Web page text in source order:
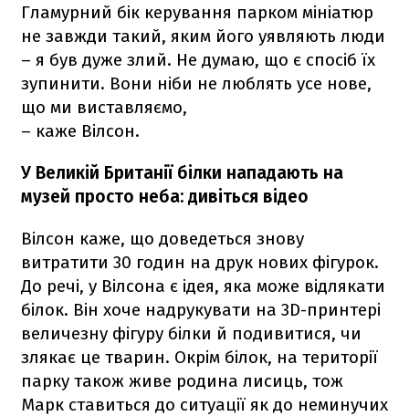
Гламурний бік керування парком мініатюр
не завжди такий, яким його уявляють люди
– я був дуже злий. Не думаю, що є спосіб їх
зупинити. Вони ніби не люблять усе нове,
що ми виставляємо,
– каже Вілсон.
У Великій Британії білки нападають на
музей просто неба: дивіться відео
Вілсон каже, що доведеться знову
витратити 30 годин на друк нових фігурок.
До речі, у Вілсона є ідея, яка може відлякати
білок. Він хоче надрукувати на 3D-принтері
величезну фігуру білки й подивитися, чи
злякає це тварин. Окрім білок, на території
парку також живе родина лисиць, тож
Марк ставиться до ситуації як до неминучих